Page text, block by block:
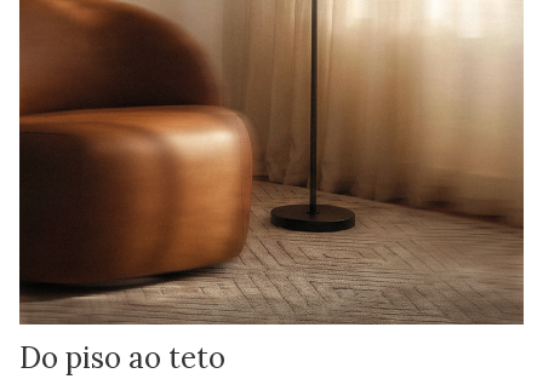
Do piso ao teto